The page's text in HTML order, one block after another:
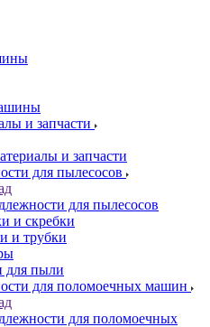
и запчасти
и запчасти
для пылесосов
для пылесосов
и скребки
и трубки
пыли
для поломоечных машин
для поломоечных